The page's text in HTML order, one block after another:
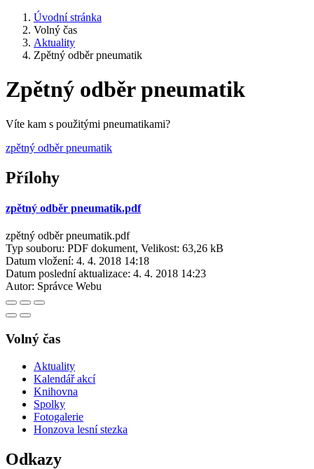
Úvodní stránka
Volný čas
Aktuality
Zpětný odběr pneumatik
Zpětný odběr pneumatik
Víte kam s použitými pneumatikami?
zpětný odběr pneumatik
Přílohy
zpětný odběr pneumatik.pdf
zpětný odběr pneumatik.pdf
Typ souboru: PDF dokument, Velikost: 63,26 kB
Datum vložení: 4. 4. 2018 14:18
Datum poslední aktualizace: 4. 4. 2018 14:23
Autor: Správce Webu
Volný čas
Aktuality
Kalendář akcí
Knihovna
Spolky
Fotogalerie
Honzova lesní stezka
Odkazy